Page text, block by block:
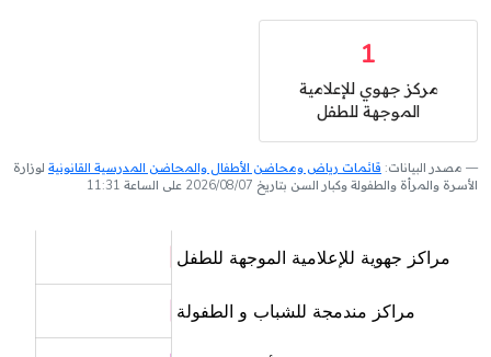
1
مركز جهوي للإعلامية
الموجهة للطفل
مصدر البيانات: قائمات رياض ومحاضن الأطفال والمحاضن المدرسية القانونية لوزارة
الأسرة والمرأة والطفولة وكبار السن بتاريخ 2026/08/07 على الساعة 11:31